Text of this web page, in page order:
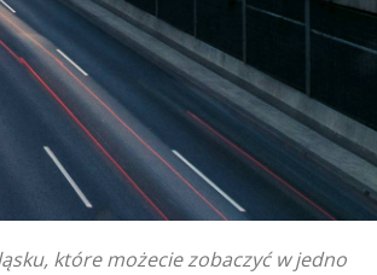
które możecie zobaczyć w jedno